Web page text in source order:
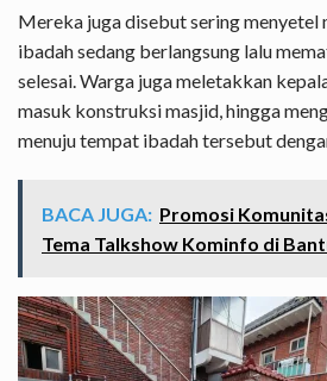
Mereka juga disebut sering menyetel
ibadah sedang berlangsung lalu
selesai. Warga juga meletakkan
masuk konstruksi masjid, hingga
menuju tempat ibadah tersebut
BACA JUGA: Promosi
Tema Talkshow Kominfo di